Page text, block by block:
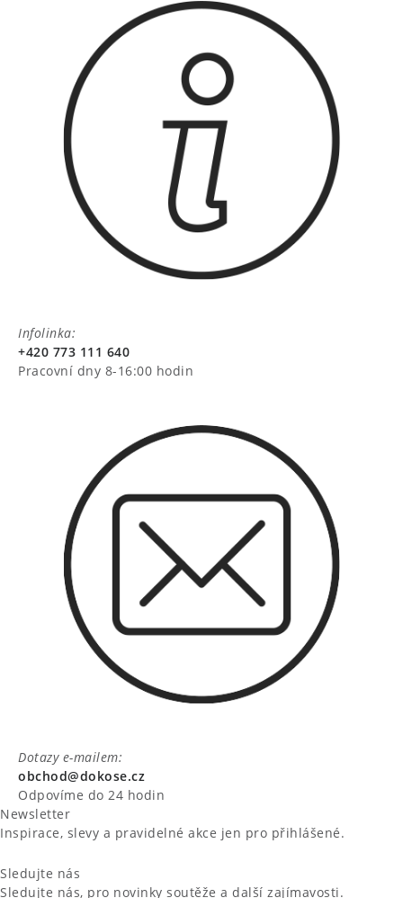
Infolinka:
+420 773 111 640
Pracovní dny 8-16:00 hodin
Dotazy e-mailem:
obchod@dokose.cz
Odpovíme do 24 hodin
Newsletter
Inspirace, slevy a pravidelné akce jen pro přihlášené.
Sledujte nás
Sledujte nás, pro novinky soutěže a další zajímavosti.